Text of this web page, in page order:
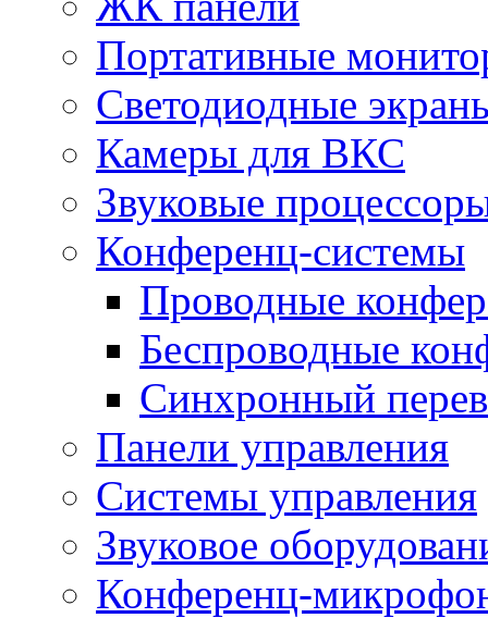
Портативные
Светодиодные
Камеры для ВКС
Звуковые
Конференц-системы
Проводные
Беспроводные
Синхронный
Панели управления
Системы управления
Звуковое
Конференц-